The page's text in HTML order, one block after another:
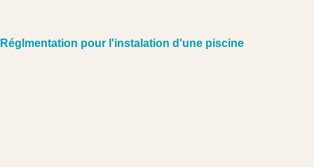
Réglmentation pour l'instalation d'une piscine